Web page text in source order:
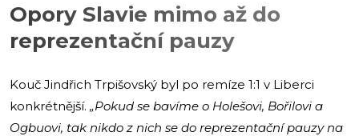
Opory Slavie mimo až do
reprezentační pauzy
Kouč Jindřich Trpišovský byl po remíze 1:1 v Liberci
konkrétnější. „Pokud se bavíme o Holešovi, Bořilovi a
Ogbuovi, tak nikdo z nich se do reprezentační pauzy na